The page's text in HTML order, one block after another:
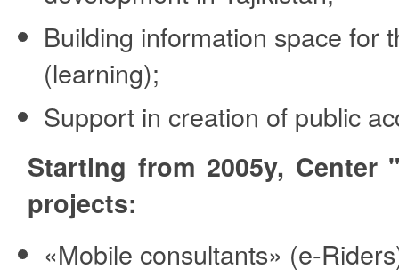
Building information space for
(learning);
Support in creation of public
Starting from 2005y,
projects:
«Mobile consultants» (e-